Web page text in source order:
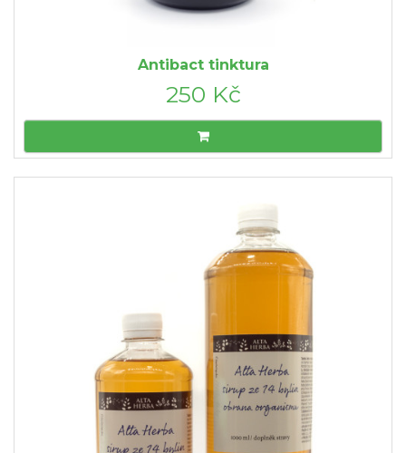
Antibact tinktura
250 Kč